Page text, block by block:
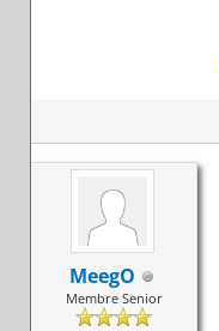
MeegO
Membre Senior